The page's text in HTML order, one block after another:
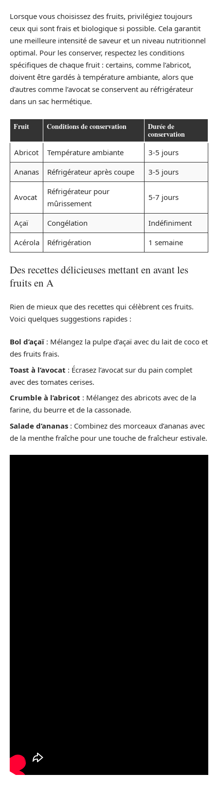
Lorsque vous choisissez des fruits, privilégiez toujours
ceux qui sont frais et biologique si possible. Cela garantit
une meilleure intensité de saveur et un niveau nutritionnel
optimal. Pour les conserver, respectez les conditions
spécifiques de chaque fruit : certains, comme l’abricot,
doivent être gardés à température ambiante, alors que
d’autres comme l’avocat se conservent au réfrigérateur
dans un sac hermétique.
Fruit Conditions de conservation Durée de
conservation
Abricot Température ambiante
3-5 jours
Ananas
Réfrigérateur après coupe 3-5 jours
Avocat
Réfrigérateur pour
mûrissement
5-7 jours
Açaï Congélation
Indéfiniment
Acérola
Réfrigération 1 semaine
Des recettes délicieuses mettant en avant les
fruits en A
Rien de mieux que des recettes qui célèbrent ces fruits.
Voici quelques suggestions rapides :
Bol d’açaï : Mélangez la pulpe d’açaï avec du lait de coco et
des fruits frais.
Toast à l’avocat : Écrasez l’avocat sur du pain complet
avec des tomates cerises.
Crumble à l’abricot : Mélangez des abricots avec de la
farine, du beurre et de la cassonade.
Salade d’ananas : Combinez des morceaux d’ananas avec
de la menthe fraîche pour une touche de fraîcheur estivale.